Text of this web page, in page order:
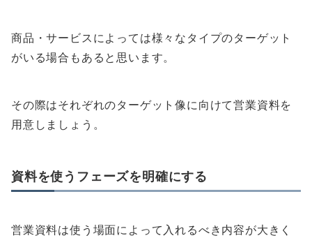
商品・サービスによっては様々なタイプのターゲット
がいる場合もあると思います。
その際はそれぞれのターゲット像に向けて営業資料を
用意しましょう。
資料を使うフェーズを明確にする
営業資料は使う場面によって入れるべき内容が大きく